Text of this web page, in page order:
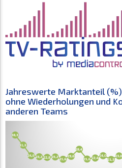
Jahreswerte Marktanteil
ohne Wiederholungen und
anderen Teams